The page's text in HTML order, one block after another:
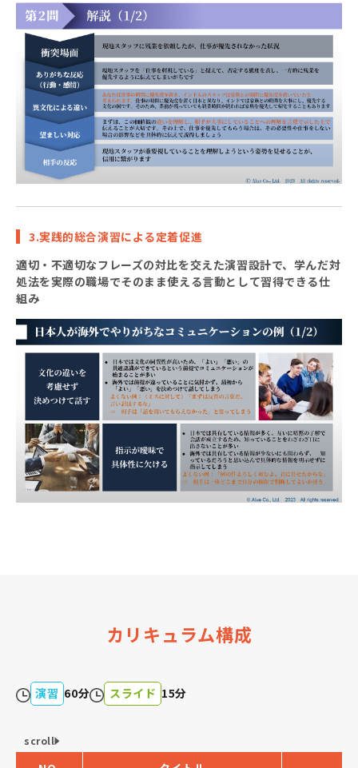
3.実践的総合演習による定着促進
適切・不適切なフレーズの対比を交えた演習設計で、学んだ対
処法を実際の職場でそのまま使える言動として習得できる仕
組み
カリキュラム構成
演習 60分 スライド 15分
scroll